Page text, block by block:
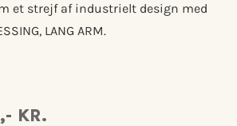
et strejf af industrielt design med
LANG ARM.
KR.